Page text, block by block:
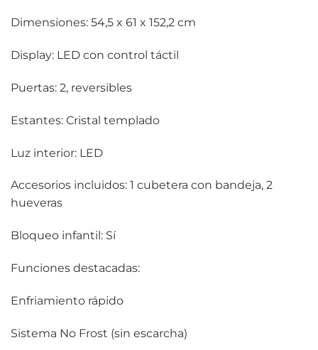
Dimensiones: 54,5 x 61 x 152,2 cm
Display: LED con control táctil
Puertas: 2, reversibles
Estantes: Cristal templado
Luz interior: LED
Accesorios incluidos: 1 cubetera con bandeja, 2
hueveras
Bloqueo infantil: Sí
Funciones destacadas:
Enfriamiento rápido
Sistema No Frost (sin escarcha)